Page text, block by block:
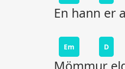
En hann er
Em D
Mömmur